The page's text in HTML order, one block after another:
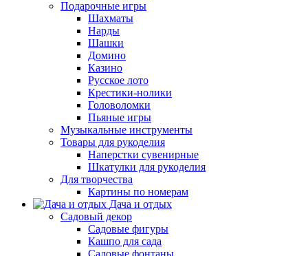
Подарочные игры
Шахматы
Нарды
Шашки
Домино
Казино
Русское лото
Крестики-нолики
Головоломки
Пьяные игры
Музыкальные инструменты
Товары для рукоделия
Наперстки сувенирные
Шкатулки для рукоделия
Для творчества
Картины по номерам
Дача и отдых
Садовый декор
Садовые фигуры
Кашпо для сада
Садовые фонтаны